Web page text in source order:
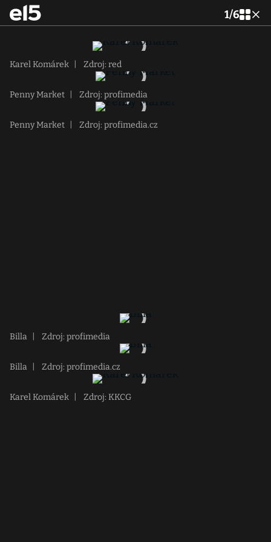
1/6
Karel Komárek Zdroj: red
Penny Market Zdroj: profimedia
Penny Market Zdroj: profimedia.cz
Billa Zdroj: profimedia
Billa Zdroj: profimedia.cz
Karel Komárek Zdroj: KKCG